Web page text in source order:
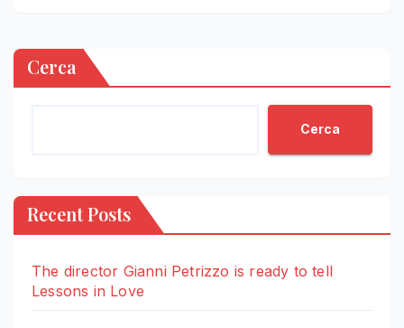
Cerca
Cerca
Recent Posts
The director Gianni Petrizzo is ready to tell
Lessons in Love